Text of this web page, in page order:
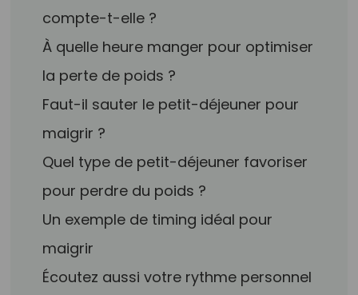
compte-t-elle ?
À quelle heure manger pour optimiser
la perte de poids ?
Faut-il sauter le petit-déjeuner pour
maigrir ?
Quel type de petit-déjeuner favoriser
pour perdre du poids ?
Un exemple de timing idéal pour
maigrir
Écoutez aussi votre rythme personnel